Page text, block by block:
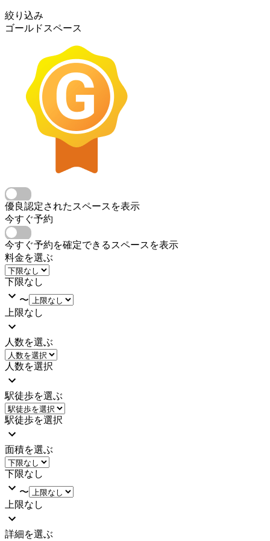
絞り込み
ゴールドスペース
優良認定されたスペースを表示
今すぐ予約
今すぐ予約を確定できるスペースを表示
料金を選ぶ
下限なし
〜
上限なし
人数を選ぶ
人数を選択
駅徒歩を選ぶ
駅徒歩を選択
面積を選ぶ
下限なし
〜
上限なし
詳細を選ぶ